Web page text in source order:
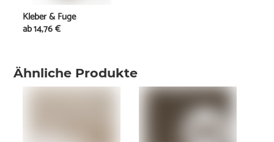
Ähnliche Produkte
Kleber & Fuge
ab14,76 €